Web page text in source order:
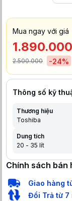
Mua ngay với giá
2.500.000 -24%
Thông số kỹ
Thương hiệu
Toshiba
Dung tích
20 - 35 lít
Chính sách bán
Giao hàng
Đổi Trả từ 7